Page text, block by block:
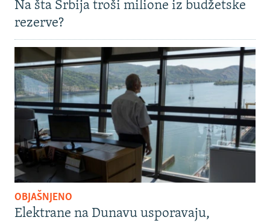
Na šta Srbija troši milione iz budžetske
rezerve?
OBJAŠNJENO
Elektrane na Dunavu usporavaju,